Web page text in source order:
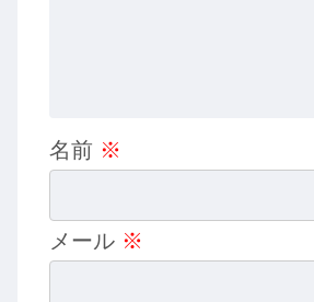
名前 ※
メール ※